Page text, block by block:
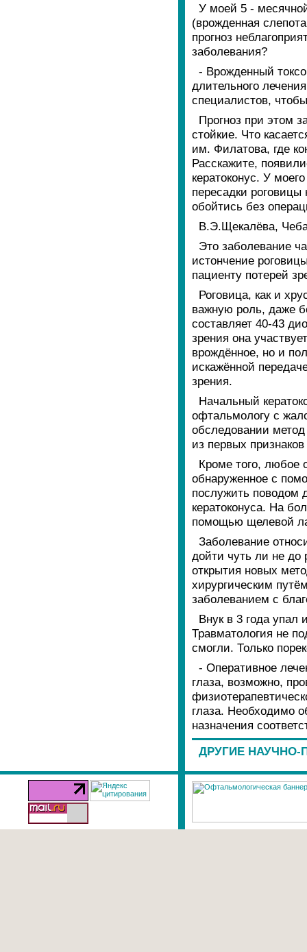
У моей 5 -
(врожденная
прогноз
заболевания?
- Врожденный
длительного
специалистов,
Прогноз при этом
стойкие. Что
им. Филатова, где
Расскажите,
кератоконус. У
пересадки
обойтись без
В.Э.Щекалёва,
Это заболевание
истончение
пациенту потерей
Роговица, как и
важную роль, даже
составляет 40-43
зрения она
врождённое, но и
искажённой
зрения.
Начальный
офтальмологу с
обследовании
из первых
Кроме того, любое
обнаруженное с
послужить поводом
кератоконуса. На
помощью щелевой
Заболевание
дойти чуть ли не до
открытия новых
хирургическим
заболеванием с
Внук в 3 года упал
Травматология не
смогли. Только
- Оперативное
глаза, возможно,
глаза. Необходимо
назначения
ДРУГИЕ